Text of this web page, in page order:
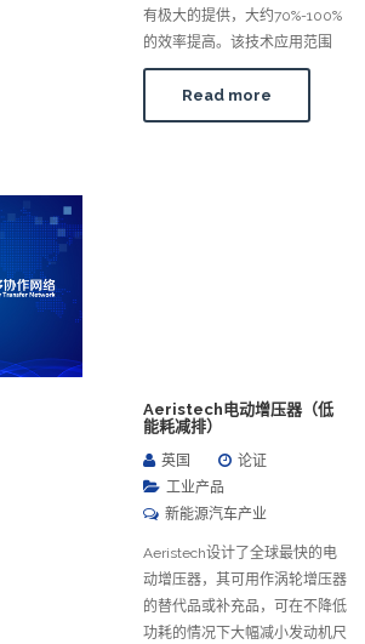
有极大的提供，大约70%-100%
的效率提高。该技术应用范围
Read more
Aeristech电动增压器（低
能耗减排）
英国
论证
工业产品
新能源汽车产业
Aeristech设计了全球最快的电
动增压器，其可用作涡轮增压器
的替代品或补充品，可在不降低
功耗的情况下大幅减小发动机尺